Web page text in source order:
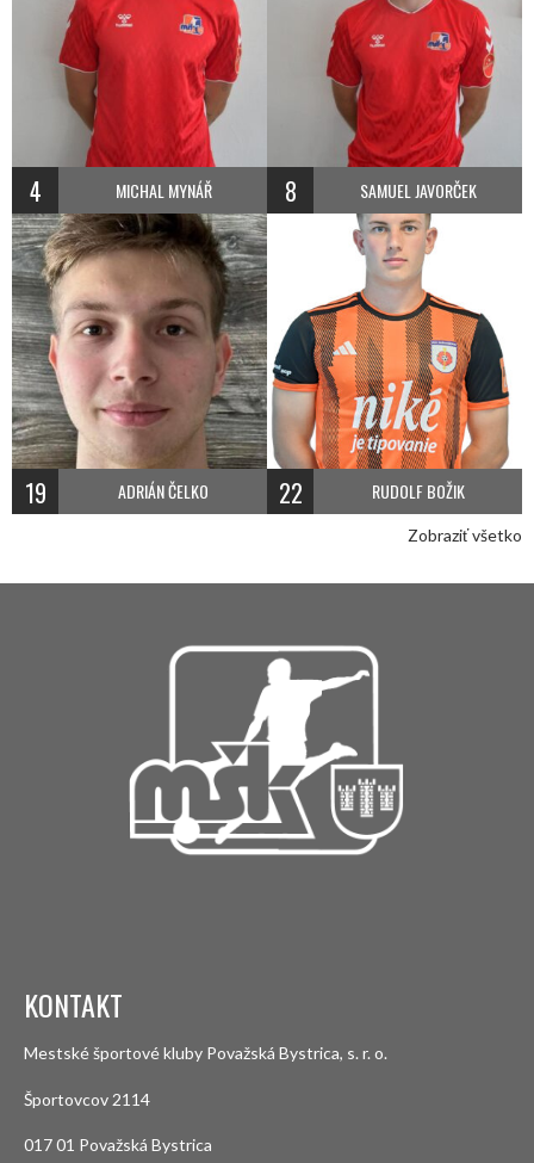
4 MICHAL MYNÁŘ 8 SAMUEL JAVORČEK
19 ADRIÁN ČELKO 22 RUDOLF BOŽIK
Zobraziť všetko
KONTAKT
Mestské športové kluby Považská Bystrica, s. r. o.
Športovcov 2114
017 01 Považská Bystrica